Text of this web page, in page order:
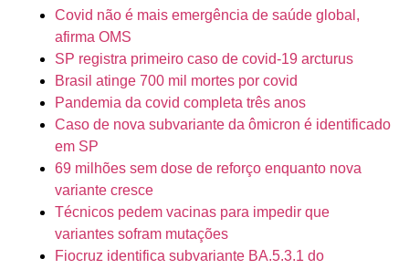
Covid não é mais emergência de saúde global,
afirma OMS
SP registra primeiro caso de covid-19 arcturus
Brasil atinge 700 mil mortes por covid
Pandemia da covid completa três anos
Caso de nova subvariante da ômicron é identificado
em SP
69 milhões sem dose de reforço enquanto nova
variante cresce
Técnicos pedem vacinas para impedir que
variantes sofram mutações
Fiocruz identifica subvariante BA.5.3.1 do